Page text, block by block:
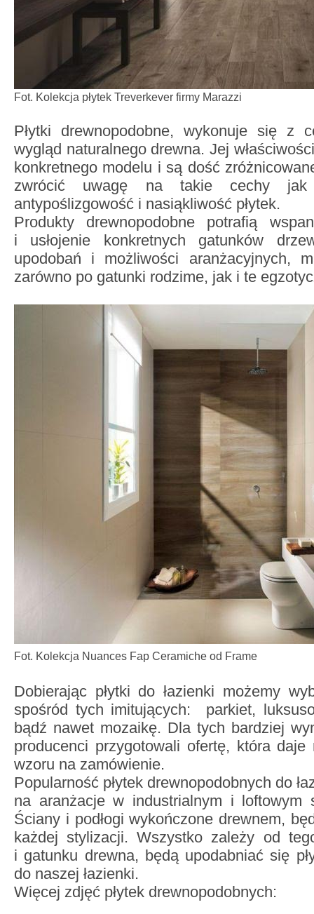
Fot. Kolekcja płytek Treverkever firmy Marazzi
Płytki drewnopodobne, wykonuje się z
wygląd naturalnego drewna. Jej
konkretnego modelu i są dość
zwrócić uwagę na takie cechy jak
antypoślizgowość i nasiąkliwość płytek.
Produkty drewnopodobne potrafią
i usłojenie konkretnych gatunków
upodobań i możliwości aranżacyjnych,
zarówno po gatunki rodzime, jak i te
Fot. Kolekcja Nuances Fap Ceramiche od Frame
Dobierając płytki do łazienki możemy
spośród tych imitujących: parkiet,
bądź nawet mozaikę. Dla tych bardziej
producenci przygotowali ofertę, która daje
wzoru na zamówienie.
Popularność płytek drewnopodobnych do
na aranżacje w industrialnym i loftowym
Ściany i podłogi wykończone drewnem,
każdej stylizacji. Wszystko zależy od
i gatunku drewna, będą upodabniać się
do naszej łazienki.
Więcej zdjęć płytek drewnopodobnych: